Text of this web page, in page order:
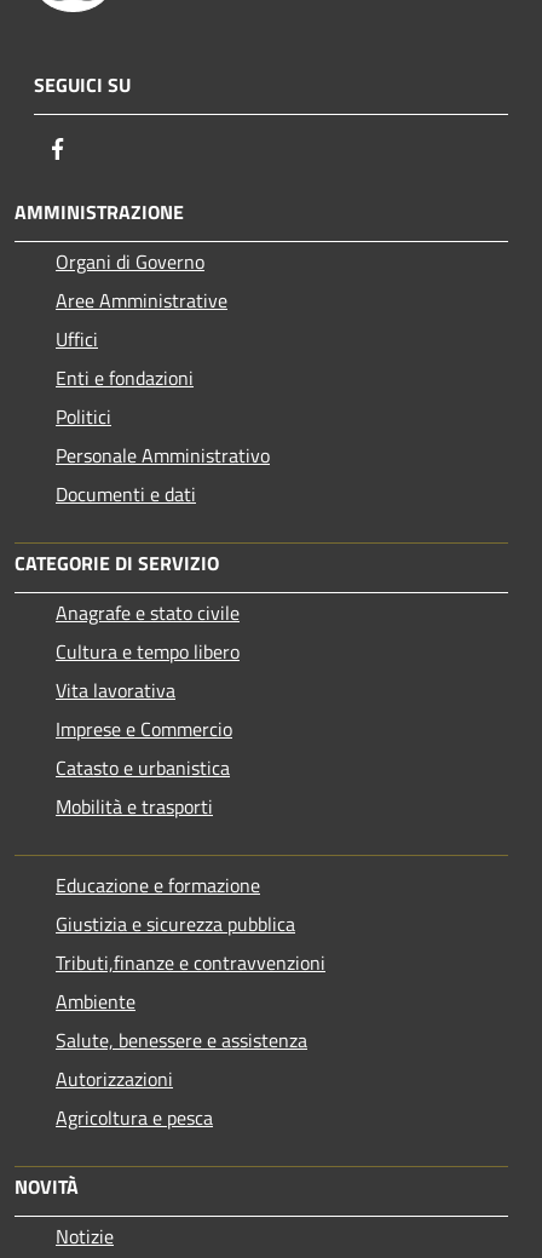
SEGUICI SU
AMMINISTRAZIONE
Organi di Governo
Aree Amministrative
Uffici
Enti e fondazioni
Politici
Personale Amministrativo
Documenti e dati
CATEGORIE DI SERVIZIO
Anagrafe e stato civile
Cultura e tempo libero
Vita lavorativa
Imprese e Commercio
Catasto e urbanistica
Mobilità e trasporti
Educazione e formazione
Giustizia e sicurezza pubblica
Tributi,finanze e contravvenzioni
Ambiente
Salute, benessere e assistenza
Autorizzazioni
Agricoltura e pesca
NOVITÀ
Notizie